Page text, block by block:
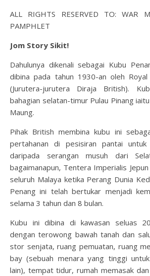
ALL RIGHTS RESERVED TO: WAR
PAMPHLET
Jom Story Sikit!
Dahulunya dikenali sebagai Kubu
dibina pada tahun 1930-an oleh
(Jurutera-jurutera Diraja British).
bahagian selatan-timur Pulau Pinang
Maung.
Pihak British membina kubu ini
pertahanan di pesisiran pantai untuk
daripada serangan musuh dari
bagaimanapun, Tentera Imperialis
seluruh Malaya ketika Perang Dunia
Penang ini telah bertukar menjadi
selama 3 tahun dan 8 bulan.
Kubu ini dibina di kawasan seluas
dengan terowong bawah tanah dan
stor senjata, ruang pemuatan, ruang
bay (sebuah menara yang tinggi
lain), tempat tidur, rumah memasak